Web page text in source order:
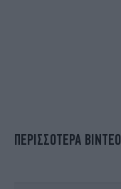
ΠΕΡΙΣΣΟΤΕΡΑ ΒΙΝΤΕΟ